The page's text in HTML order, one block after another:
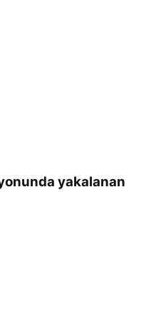
yakalanan